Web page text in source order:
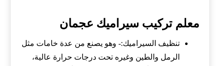
معلم تركيب سيراميك عجمان
تنظيف السيراميك:- وهو يصنع من عدة خامات مثل
الرمل والطين وغيره تحت درجات حرارة عالية،